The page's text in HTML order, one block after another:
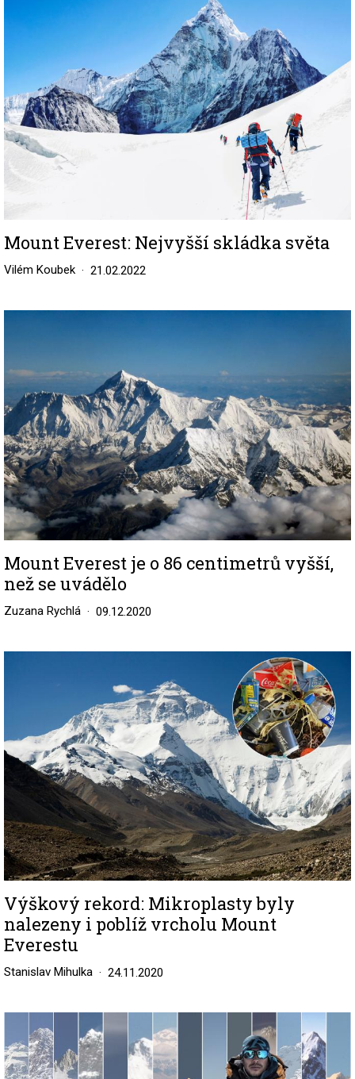
Mount Everest: Nejvyšší skládka světa
Vilém Koubek 21.02.2022
Mount Everest je o 86 centimetrů vyšší,
než se uvádělo
Zuzana Rychlá 09.12.2020
Výškový rekord: Mikroplasty byly
nalezeny i poblíž vrcholu Mount
Everestu
Stanislav Mihulka 24.11.2020